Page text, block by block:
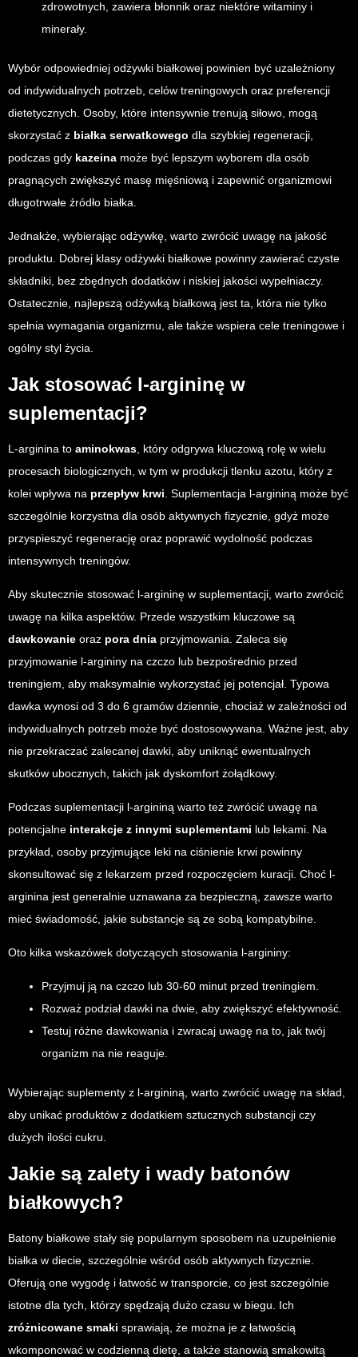
zdrowotnych, zawiera błonnik oraz niektóre witaminy i
minerały.
Wybór odpowiedniej odżywki białkowej powinien być uzależniony
od indywidualnych potrzeb, celów treningowych oraz preferencji
dietetycznych. Osoby, które intensywnie trenują siłowo, mogą
skorzystać z białka serwatkowego dla szybkiej regeneracji,
podczas gdy kazeina może być lepszym wyborem dla osób
pragnących zwiększyć masę mięśniową i zapewnić organizmowi
długotrwałe źródło białka.
Jednakże, wybierając odżywkę, warto zwrócić uwagę na jakość
produktu. Dobrej klasy odżywki białkowe powinny zawierać czyste
składniki, bez zbędnych dodatków i niskiej jakości wypełniaczy.
Ostatecznie, najlepszą odżywką białkową jest ta, która nie tylko
spełnia wymagania organizmu, ale także wspiera cele treningowe i
ogólny styl życia.
Jak stosować l-argininę w
suplementacji?
L-arginina to aminokwas , który odgrywa kluczową rolę w wielu
procesach biologicznych, w tym w produkcji tlenku azotu, który z
kolei wpływa na przepływ krwi . Suplementacja l-argininą może być
szczególnie korzystna dla osób aktywnych fizycznie, gdyż może
przyspieszyć regenerację oraz poprawić wydolność podczas
intensywnych treningów.
Aby skutecznie stosować l-argininę w suplementacji, warto zwrócić
uwagę na kilka aspektów. Przede wszystkim kluczowe są
dawkowanie oraz pora dnia przyjmowania. Zaleca się
przyjmowanie l-argininy na czczo lub bezpośrednio przed
treningiem, aby maksymalnie wykorzystać jej potencjał. Typowa
dawka wynosi od 3 do 6 gramów dziennie, chociaż w zależności od
indywidualnych potrzeb może być dostosowywana. Ważne jest, aby
nie przekraczać zalecanej dawki, aby uniknąć ewentualnych
skutków ubocznych, takich jak dyskomfort żołądkowy.
Podczas suplementacji l-argininą warto też zwrócić uwagę na
potencjalne interakcje z innymi suplementami lub lekami. Na
przykład, osoby przyjmujące leki na ciśnienie krwi powinny
skonsultować się z lekarzem przed rozpoczęciem kuracji. Choć l-
arginina jest generalnie uznawana za bezpieczną, zawsze warto
mieć świadomość, jakie substancje są ze sobą kompatybilne.
Oto kilka wskazówek dotyczących stosowania l-argininy:
Przyjmuj ją na czczo lub 30-60 minut przed treningiem.
Rozważ podział dawki na dwie, aby zwiększyć efektywność.
Testuj różne dawkowania i zwracaj uwagę na to, jak twój
organizm na nie reaguje.
Wybierając suplementy z l-argininą, warto zwrócić uwagę na skład,
aby unikać produktów z dodatkiem sztucznych substancji czy
dużych ilości cukru.
Jakie są zalety i wady batonów
białkowych?
Batony białkowe stały się popularnym sposobem na uzupełnienie
białka w diecie, szczególnie wśród osób aktywnych fizycznie.
Oferują one wygodę i łatwość w transporcie, co jest szczególnie
istotne dla tych, którzy spędzają dużo czasu w biegu. Ich
zróżnicowane smaki sprawiają, że można je z łatwością
wkomponować w codzienną dietę, a także stanowią smakowitą